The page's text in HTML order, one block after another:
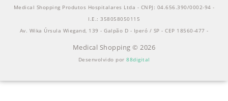
Medical Shopping Produtos Hospitalares Ltda - CNPJ: 04.656.390/0002-94 -
I.E.: 358058050115
Av. Wika Úrsula Wiegand, 139 - Galpão D - Iperó / SP - CEP 18560-477 -
Medical Shopping © 2026
Desenvolvido por 88digital